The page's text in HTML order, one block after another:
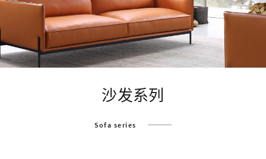
沙发系列
Sofa series
卡图家居